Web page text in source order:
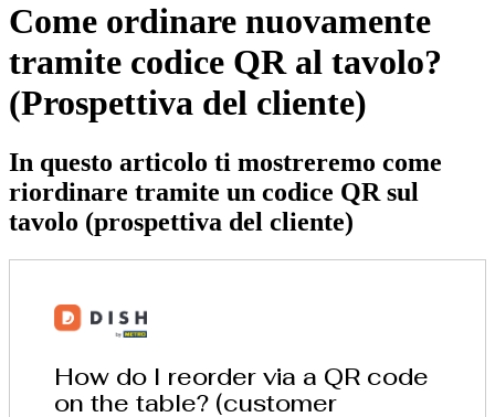
Come ordinare nuovamente
tramite codice QR al tavolo?
(Prospettiva del cliente)
In questo articolo ti mostreremo come
riordinare tramite un codice QR sul
tavolo (prospettiva del cliente)